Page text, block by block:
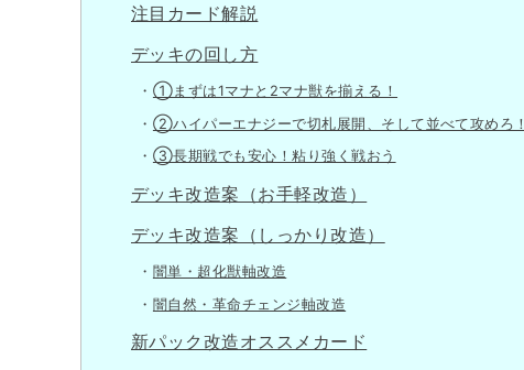
注目カード解説
デッキの回し方
①まずは1マナと2マナ獣を揃える！
②ハイパーエナジーで切札展開、そして並べて攻めろ！
③長期戦でも安心！粘り強く戦おう
デッキ改造案（お手軽改造）
デッキ改造案（しっかり改造）
闇単・超化獣軸改造
闇自然・革命チェンジ軸改造
新パック改造オススメカード